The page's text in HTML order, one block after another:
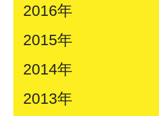
2016年
2015年
2014年
2013年